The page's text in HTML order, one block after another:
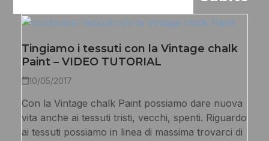
Tingiamo i tessuti con la Vintage chalk
Paint – VIDEO TUTORIAL
10/05/2017
Con la Vintage chalk Paint possiamo dare nuova
vita anche ai tessuti tristi, vecchi, spenti. Riguardo
ai tessuti possiamo in linea di massima trovarci di